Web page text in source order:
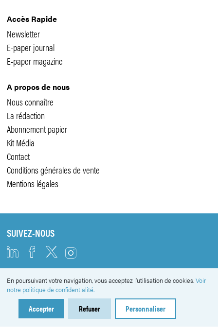
Accès Rapide
Newsletter
E-paper journal
E-paper magazine
A propos de nous
Nous connaître
La rédaction
Abonnement papier
Kit Média
Contact
Conditions générales de vente
Mentions légales
SUIVEZ-NOUS
NEWSLETTER
En poursuivant votre navigation, vous acceptez l'utilisation de cookies.Voir
notre politique de confidentialité.
Accepter Refuser Personnaliser